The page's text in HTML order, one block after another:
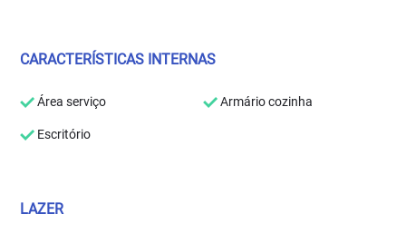
CARACTERÍSTICAS INTERNAS
Área serviço Armário cozinha
Escritório
LAZER